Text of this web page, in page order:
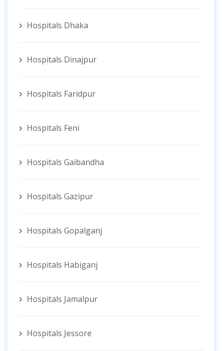
Hospitals Dhaka
Hospitals Dinajpur
Hospitals Faridpur
Hospitals Feni
Hospitals Gaibandha
Hospitals Gazipur
Hospitals Gopalganj
Hospitals Habiganj
Hospitals Jamalpur
Hospitals Jessore